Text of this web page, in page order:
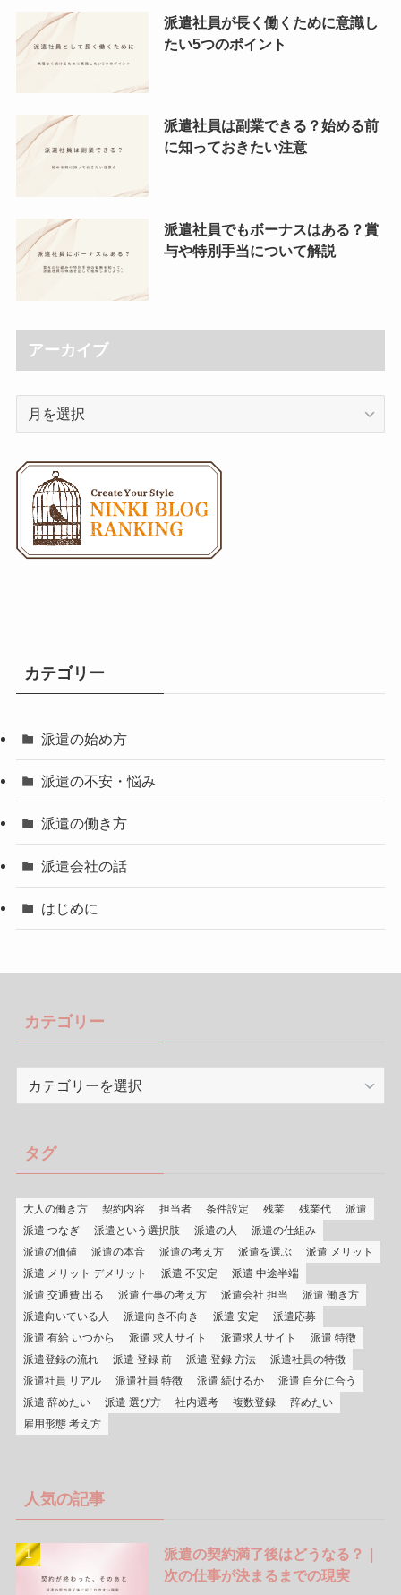
派遣社員が長く働くために意識し
たい5つのポイント
派遣社員は副業できる？始める前
に知っておきたい注意
派遣社員でもボーナスはある？賞
与や特別手当について解説
アーカイブ
イ
カテゴリー
派遣の始め方
派遣の不安・悩み
派遣の働き方
派遣会社の話
はじめに
カテゴリー
ー
タグ
大人の働き方 契約内容 担当者 条件設定 残業 残業代
派遣
派遣 つなぎ
派遣という選択肢 派遣の人
派遣の仕組み
派遣の価値
派遣の本音 派遣の考え方 派遣を選ぶ
派遣 メリット
派遣 メリット デメリット
派遣 不安定
派遣 中途半端
派遣 交通費 出る
派遣 仕事の考え方 派遣会社 担当
派遣 働き方
派遣向いている人
派遣向き不向き 派遣 安定
派遣応募
派遣 有給 いつから
派遣 求人サイト 派遣求人サイト
派遣 特徴
派遣登録の流れ
派遣 登録 前 派遣 登録 方法
派遣社員の特徴
派遣社員 リアル
派遣社員 特徴 派遣 続けるか
派遣 自分に合う
派遣 辞めたい
派遣 選び方 社内選考 複数登録
辞めたい
雇用形態 考え方
人気の記事
派遣の契約満了後はどうなる？｜
次の仕事が決まるまでの現実